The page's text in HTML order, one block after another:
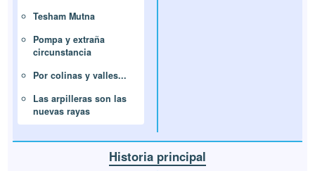
Tesham Mutna
Pompa y extraña
circunstancia
Por colinas y valles...
Las arpilleras son las
nuevas rayas
Historia principal